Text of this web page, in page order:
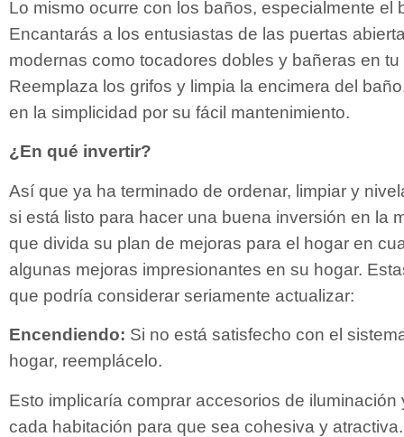
Lo mismo ocurre con los baños, especialmente el
Encantarás a los entusiastas de las puertas
modernas como tocadores dobles y bañeras en
Reemplaza los grifos y limpia la encimera del
en la simplicidad por su fácil mantenimiento.
¿En qué invertir?
Así que ya ha terminado de ordenar, limpiar y
si está listo para hacer una buena inversión en la
que divida su plan de mejoras para el hogar en
algunas mejoras impresionantes en su hogar.
que podría considerar seriamente actualizar:
Encendiendo: Si no está satisfecho con el
hogar, reemplácelo.
Esto implicaría comprar accesorios de
cada habitación para que sea cohesiva y atractiva.